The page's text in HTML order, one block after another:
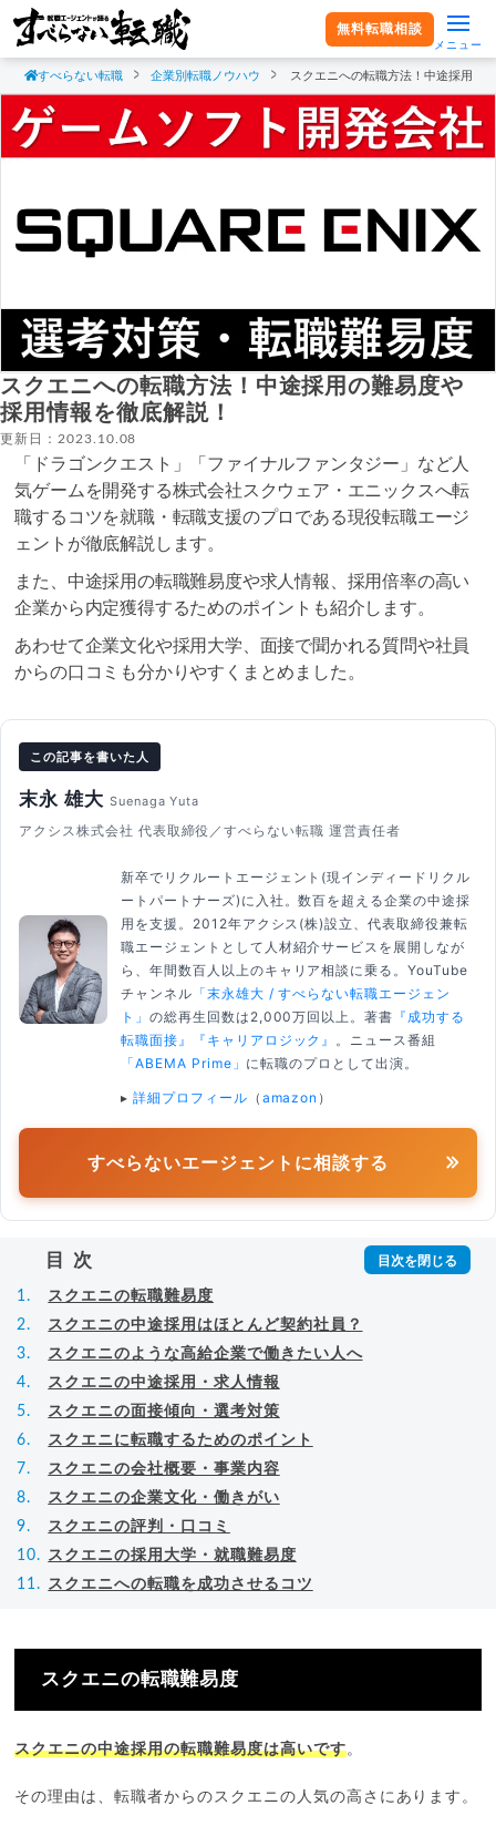
無料転職相談
メニュー
すべらない転職 企業別転職ノウハウ スクエニへの転職方法！中途採用の
スクエニへの転職方法！中途採用の難易度や
採用情報を徹底解説！
更新日：2023.10.08
「ドラゴンクエスト」「ファイナルファンタジー」など人
気ゲームを開発する株式会社スクウェア・エニックスへ転
職するコツを就職・転職支援のプロである現役転職エージ
ェントが徹底解説します。
また、中途採用の転職難易度や求人情報、採用倍率の高い
企業から内定獲得するためのポイントも紹介します。
あわせて企業文化や採用大学、面接で聞かれる質問や社員
からの口コミも分かりやすくまとめました。
この記事を書いた人
末永 雄大 Suenaga Yuta
アクシス株式会社 代表取締役／すべらない転職 運営責任者
新卒でリクルートエージェント(現インディードリクル
ートパートナーズ)に入社。数百を超える企業の中途採
用を支援。2012年アクシス(株)設立、代表取締役兼転
職エージェントとして人材紹介サービスを展開しなが
ら、年間数百人以上のキャリア相談に乗る。YouTube
チャンネル 「末永雄大 / すべらない転職エージェン
ト」 の総再生回数は2,000万回以上。著書 『成功する
転職面接』
『キャリアロジック』
。ニュース番組
「ABEMA Prime」 に転職のプロとして出演。
▸ 詳細プロフィール （ amazon ）
すべらないエージェントに相談する
目次
スクエニの転職難易度
スクエニの中途採用はほとんど契約社員？
スクエニのような高給企業で働きたい人へ
スクエニの中途採用・求人情報
スクエニの面接傾向・選考対策
スクエニに転職するためのポイント
スクエニの会社概要・事業内容
スクエニの企業文化・働きがい
スクエニの評判・口コミ
スクエニの採用大学・就職難易度
スクエニへの転職を成功させるコツ
スクエニの転職難易度
スクエニの中途採用の転職難易度は高いです。
その理由は、転職者からのスクエニの人気の高さにあります。